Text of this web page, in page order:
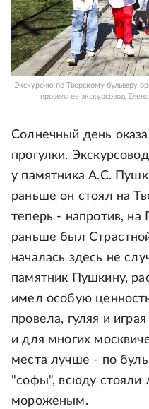
Экскурсию по Тверскому бульвару
провела ее экскурсовод
Солнечный день
прогулки.
у памятника А.С.
раньше он стоял на
теперь - напротив,
раньше был
началась здесь не
памятник Пушкину,
имел особую
провела, гуляя и
и для многих
места лучше - по
"софы", всюду стояли
мороженым.